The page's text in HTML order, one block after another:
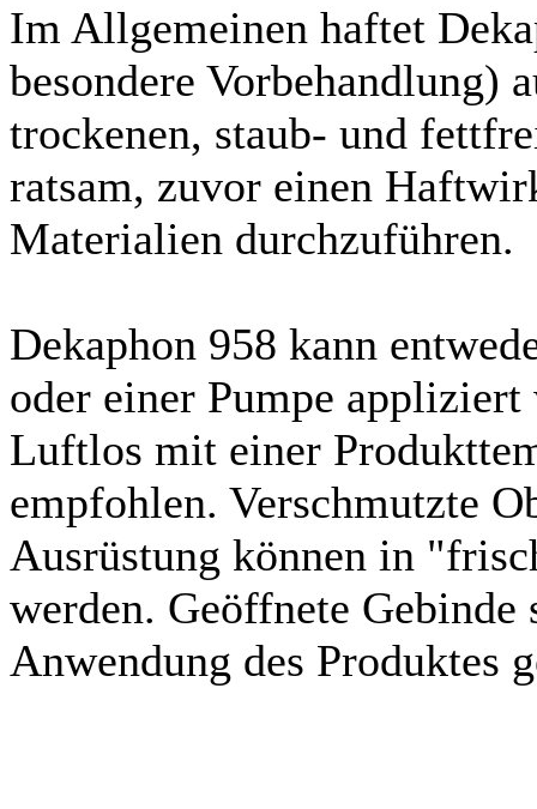
Im Allgemeinen haftet
besondere Vorbehandlung)
trockenen, staub- und
ratsam, zuvor einen
Materialien durchzuführen.
Dekaphon 958 kann
oder einer Pumpe
Luftlos mit einer
empfohlen. Verschmutzte
Ausrüstung können in
werden. Geöffnete
Anwendung des Produktes